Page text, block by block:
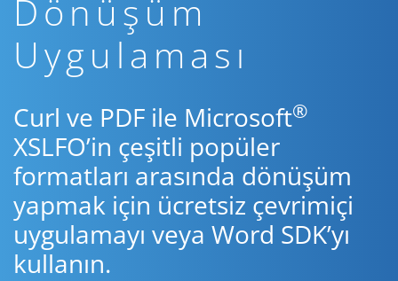
Dönüşüm
Uygulaması
Curl ve PDF ile Microsoft®
XSLFO’in çeşitli popüler
formatları arasında dönüşüm
yapmak için ücretsiz çevrimiçi
uygulamayı veya Word SDK’yı
kullanın.